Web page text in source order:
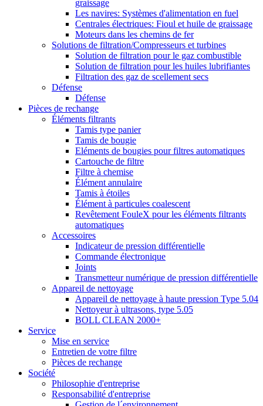
graissage
Les navires: Systèmes d'alimentation en fuel
Centrales électriques: Fioul et huile de graissage
Moteurs dans les chemins de fer
Solutions de filtration/Compresseurs et turbines
Solution de filtration pour le gaz combustible
Solution de filtration pour les huiles lubrifiantes
Filtration des gaz de scellement secs
Défense
Défense
Pièces de rechange
Éléments filtrants
Tamis type panier
Tamis de bougie
Eléments de bougies pour filtres automatiques
Cartouche de filtre
Filtre à chemise
Élément annulaire
Tamis à étoiles
Élément à particules coalescent
Revêtement FouleX pour les éléments filtrants
automatiques
Accessoires
Indicateur de pression différentielle
Commande électronique
Joints
Transmetteur numérique de pression différentielle
Appareil de nettoyage
Appareil de nettoyage à haute pression Type 5.04
Nettoyeur à ultrasons, type 5.05
BOLL CLEAN 2000+
Service
Mise en service
Entretien de votre filtre
Pièces de rechange
Société
Philosophie d'entreprise
Responsabilité d'entreprise